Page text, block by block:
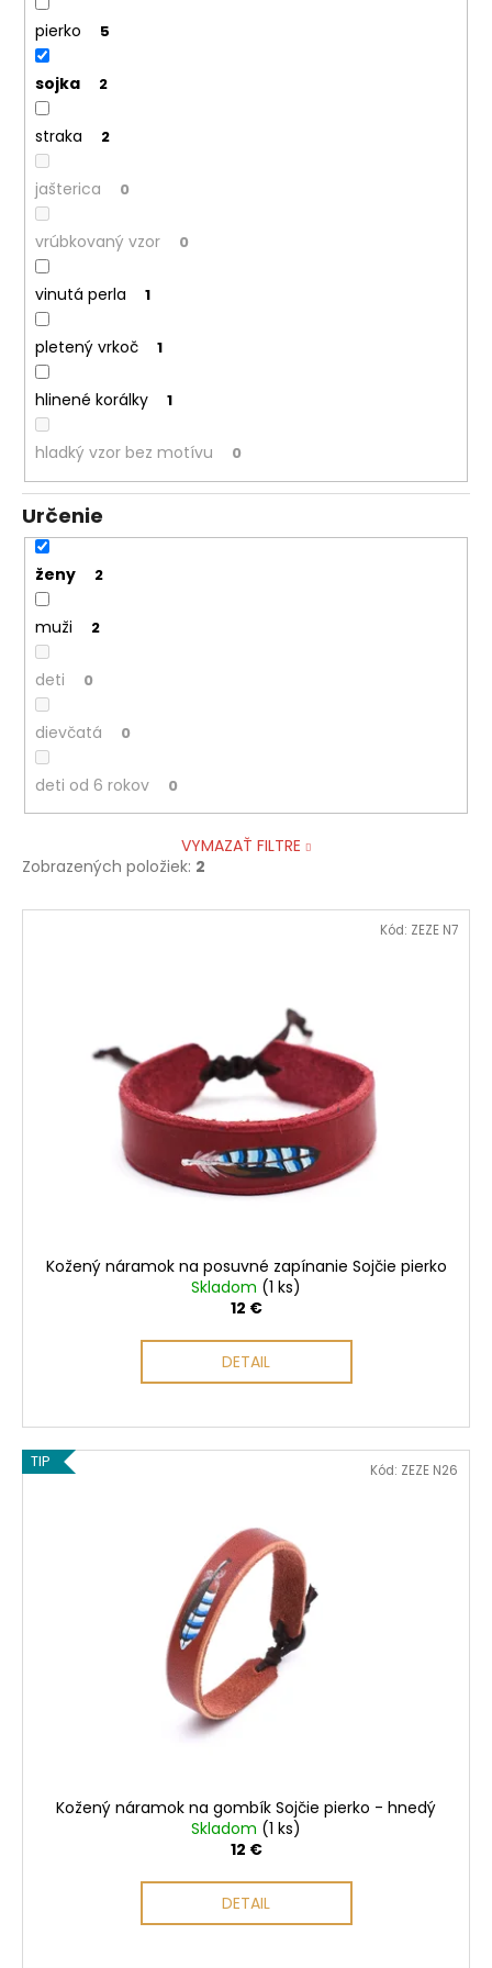
pierko 5
sojka 2
straka 2
jašterica 0
vrúbkovaný vzor 0
vinutá perla 1
pletený vrkoč 1
hlinené korálky 1
hladký vzor bez motívu 0
Určenie
ženy 2
muži 2
deti 0
dievčatá 0
deti od 6 rokov 0
VYMAZAŤ FILTRE
Zobrazených položiek: 2
V
Kožený náramok na posuvné zapínanie Sojčie pierko
Skladom (1 ks)
12 €
DETAIL
Kód: ZEZE N7
TIP
Kožený náramok na gombík Sojčie pierko - hnedý
Skladom (1 ks)
12 €
DETAIL
Kód: ZEZE N26